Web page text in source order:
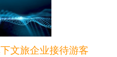
文旅企业接待游客